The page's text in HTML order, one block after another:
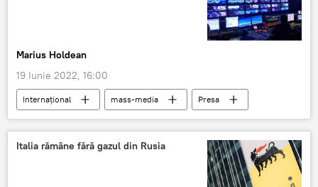
Marius Holdean
19 Iunie 2022, 16:00
Internaţional mass-media
Presa
Polonia
Ungaria
Situatia din Ucraina
sancțiuni antirusești
Italia rămâne fără gazul din Rusia